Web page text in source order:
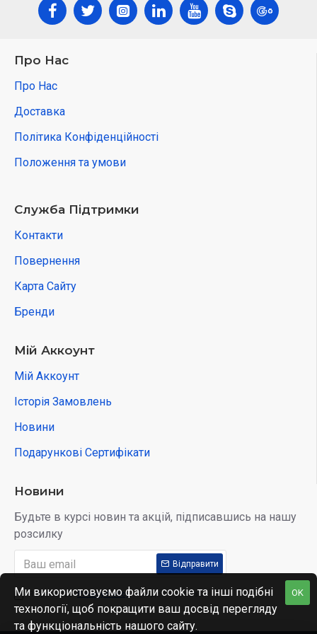
Про Нас
Про Нас
Доставка
Політика Конфіденційності
Положення та умови
Служба Підтримки
Контакти
Повернення
Карта Сайту
Бренди
Мій Аккоунт
Мій Аккоунт
Історія Замовлень
Новини
Подарункові Сертифікати
Новини
Будьте в курсі новин та акцій, підписавшись на нашу
розсилку
Відправити
Я прочитав Privacy Policy і згоден з умовами OK
Ми використовуємо файли cookie та інші подібні
технології, щоб покращити ваш досвід перегляду
та функціональність нашого сайту.